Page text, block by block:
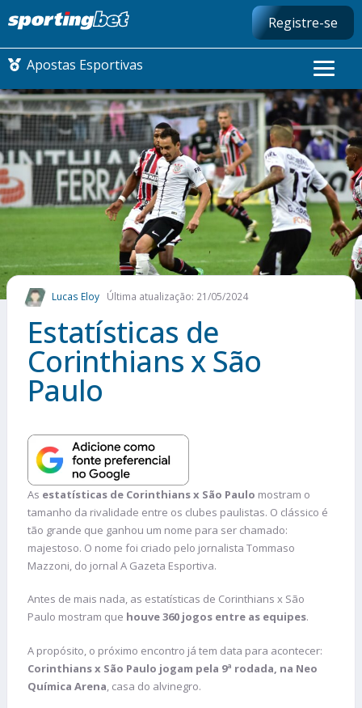
Registre-se
Apostas Esportivas
CONMEBOL LIBERTADORES
FUTEBOL NACIONAL
FUTEBOL INTERNACIONAL
COMO APOSTAR
MAIS ESPORTES
Lucas Eloy Última atualização: 21/05/2024
Estatísticas de
Corinthians x São
Paulo
As estatísticas de Corinthians x São Paulo mostram o
tamanho da rivalidade entre os clubes paulistas. O clássico é
tão grande que ganhou um nome para ser chamado:
majestoso. O nome foi criado pelo jornalista Tommaso
Mazzoni, do jornal A Gazeta Esportiva.
Antes de mais nada, as estatísticas de Corinthians x São
Paulo mostram que houve 360 jogos entre as equipes.
A propósito, o próximo encontro já tem data para acontecer:
Corinthians x São Paulo jogam pela 9ª rodada, na Neo
Química Arena, casa do alvinegro.